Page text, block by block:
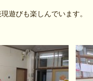
遊びも楽しんでいます。